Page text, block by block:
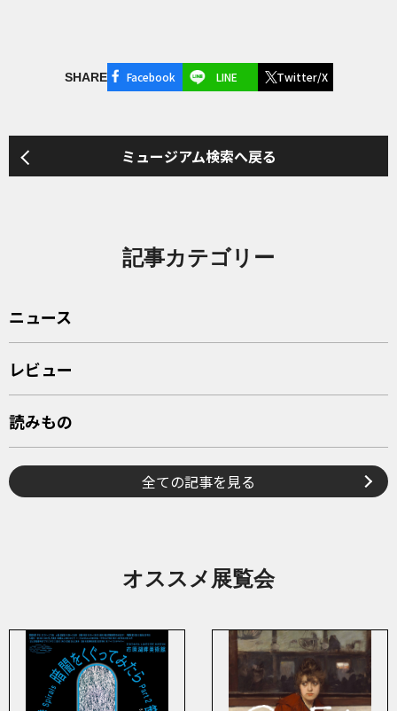
SHARE Facebook LINE Twitter/X
ミュージアム検索へ戻る
記事カテゴリー
ニュース
レビュー
読みもの
全ての記事を見る
オススメ展覧会